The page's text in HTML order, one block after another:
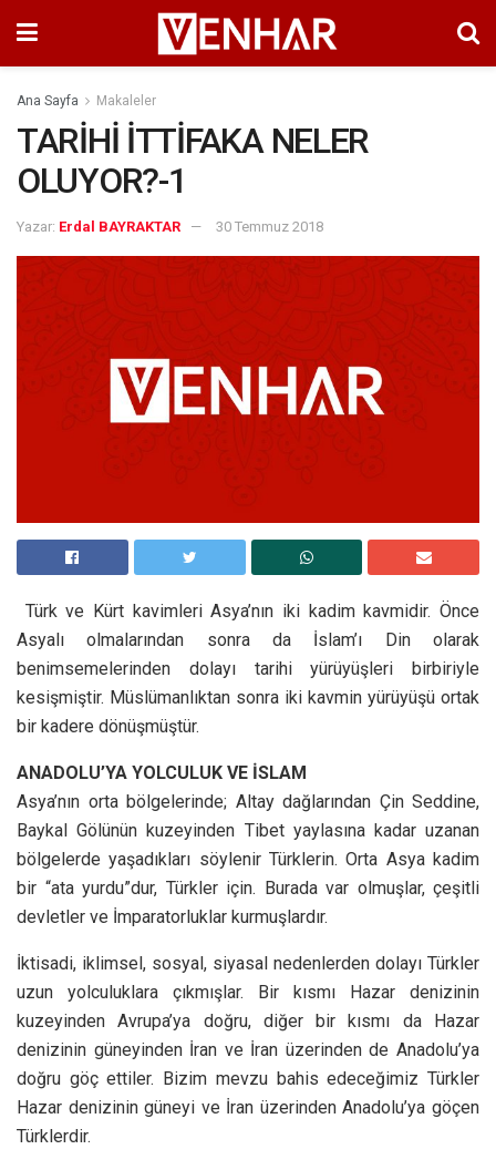
Ana Sayfa Makaleler
TARİHİ İTTİFAKA NELER
OLUYOR?-1
Yazar: Erdal BAYRAKTAR 30 Temmuz 2018
Türk ve Kürt kavimleri Asya’nın iki kadim kavmidir. Önce
Asyalı olmalarından sonra da İslam’ı Din olarak
benimsemelerinden dolayı tarihi yürüyüşleri birbiriyle
kesişmiştir. Müslümanlıktan sonra iki kavmin yürüyüşü ortak
bir kadere dönüşmüştür.
ANADOLU’YA YOLCULUK VE İSLAM
Asya’nın orta bölgelerinde; Altay dağlarından Çin Seddine,
Baykal Gölünün kuzeyinden Tibet yaylasına kadar uzanan
bölgelerde yaşadıkları söylenir Türklerin. Orta Asya kadim
bir “ata yurdu”dur, Türkler için. Burada var olmuşlar, çeşitli
devletler ve İmparatorluklar kurmuşlardır.
İktisadi, iklimsel, sosyal, siyasal nedenlerden dolayı Türkler
uzun yolculuklara çıkmışlar. Bir kısmı Hazar denizinin
kuzeyinden Avrupa’ya doğru, diğer bir kısmı da Hazar
denizinin güneyinden İran ve İran üzerinden de Anadolu’ya
doğru göç ettiler. Bizim mevzu bahis edeceğimiz Türkler
Hazar denizinin güneyi ve İran üzerinden Anadolu’ya göçen
Türklerdir.